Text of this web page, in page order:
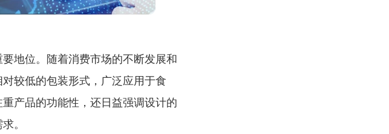
地位。随着消费市场的不断发展和
较低的包装形式，广泛应用于食
产品的功能性，还日益强调设计的
。